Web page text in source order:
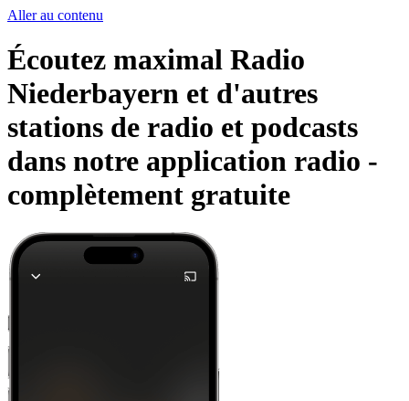
Aller au contenu
Écoutez maximal Radio
Niederbayern et d'autres
stations de radio et podcasts
dans notre application radio -
complètement gratuite